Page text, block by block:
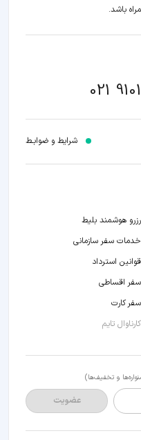
باشد.
021
شرایط و ضوابـط
رزرو هوشمند بلیط
خدمات سفر سازمانی
قوانین استرداد
سفر اقساطی
سفر کارت
کارناوال تایم
و تخفیف‌ها)
عضویت